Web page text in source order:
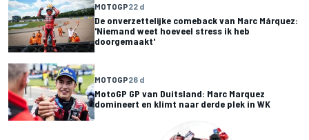
MOTOGP22 d
De onverzettelijke comeback van Marc Márquez:
'Niemand weet hoeveel stress ik heb
doorgemaakt'
MOTOGP26 d
MotoGP GP van Duitsland: Marc Marquez
domineert en klimt naar derde plek in WK